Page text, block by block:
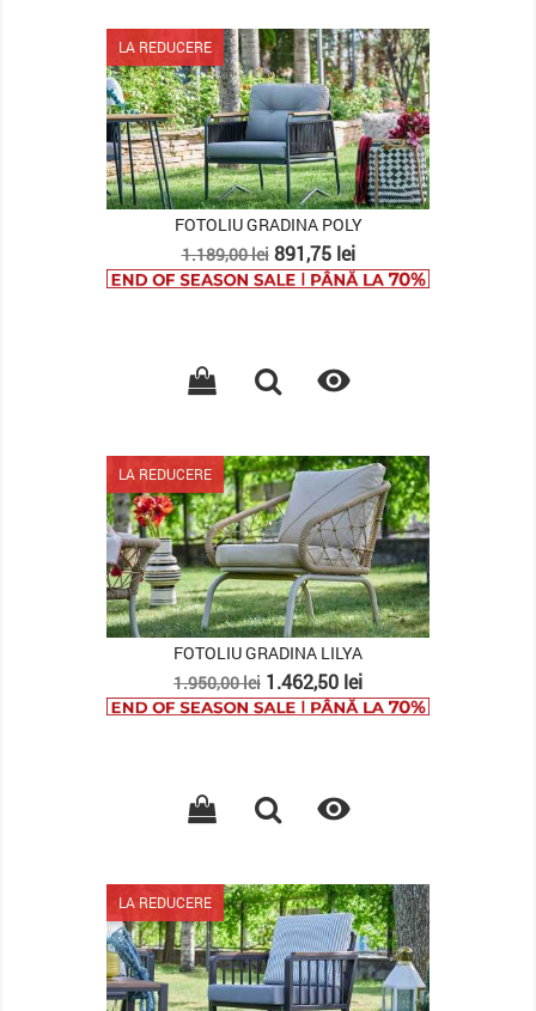
LA REDUCERE
FOTOLIU GRADINA POLY
Pret
de
1.189,00 lei Pret
891,75 lei

LA REDUCERE
FOTOLIU GRADINA LILYA
Pret
de
1.950,00 lei Pret
1.462,50 lei

LA REDUCERE